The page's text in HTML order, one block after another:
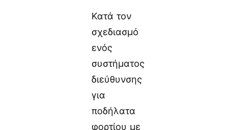
Κατά τον
σχεδιασμό
ενός
συστήματος
διεύθυνσης
για
ποδήλατα
φορτίου με